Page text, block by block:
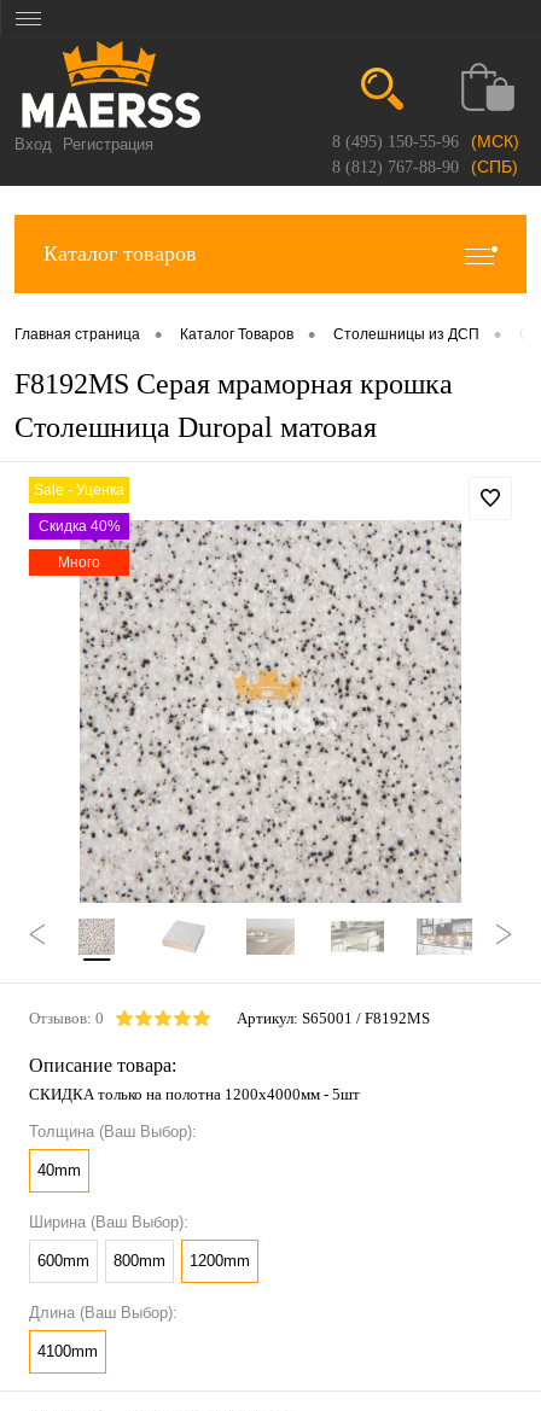
Вход Регистрация 8 (495) 150-55-96 (МСК)
8 (812) 767-88-90 (СПБ)
Каталог товаров
Главная страница • Каталог Товаров • Столешницы из ДСП •
F8192MS Серая мраморная крошка
Столешница Duropal матовая
Sale - Уценка
Скидка 40%
Много
Отзывов: 0 Артикул: S65001 / F8192MS
Описание товара:
СКИДКА только на полотна 1200х4000мм - 5шт
Толщина (Ваш Выбор):
40mm
Ширина (Ваш Выбор):
600mm 800mm 1200mm
Длина (Ваш Выбор):
4100mm